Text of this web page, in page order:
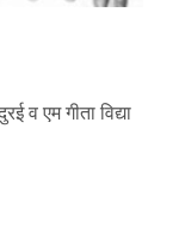
व एम गीता विद्या